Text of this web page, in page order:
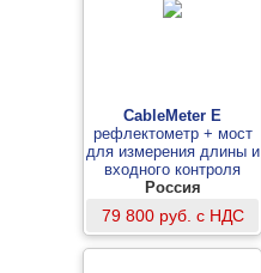
CableMeter E
рефлектометр + мост
для измерения длины и
входного контроля
силового кабеля
Россия
79 800 руб. с НДС